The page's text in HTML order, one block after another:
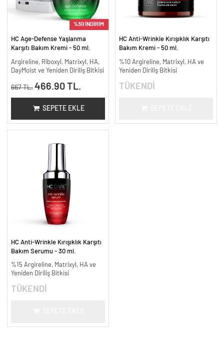
%30 İNDİRİM
HC Age-Defense Yaşlanma
Karşıtı Bakım Kremi - 50 ml.
Argireline, Riboxyl, Matrixyl, HA,
DayMoist ve Yeniden Diriliş Bitkisi
667 TL. 466.90 TL.
SEPETE EKLE
HC Anti-Wrinkle Kırışıklık Karşıtı
Bakım Kremi - 50 ml.
%10 Argireline, Matrixyl, HA ve
Yeniden Diriliş Bitkisi
TÜKENDİ
HC Anti-Wrinkle Kırışıklık Karşıtı
Bakım Serumu - 30 ml.
%15 Argireline, Matrixyl, HA ve
Yeniden Diriliş Bitkisi
TÜKENDİ